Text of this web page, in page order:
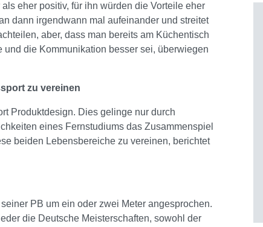
eher positiv, für ihn würden die Vorteile eher
dann irgendwann mal aufeinander und streitet
aber, dass man bereits am Küchentisch
die Kommunikation besser sei, überwiegen
zu vereinen
Produktdesign. Dies gelinge nur durch
eines Fernstudiums das Zusammenspiel
beiden Lebensbereiche zu vereinen, berichtet
PB um ein oder zwei Meter angesprochen.
die Deutsche Meisterschaften, sowohl der